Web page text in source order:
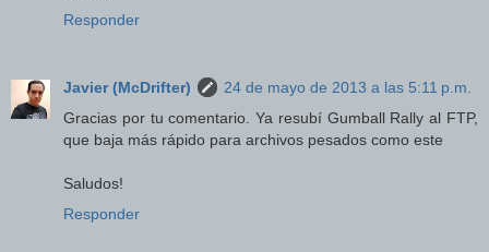
Responder
Javier (McDrifter)
24 de mayo de 2013 a las 5:11 p.m.
Gracias por tu comentario. Ya resubí Gumball Rally al FTP,
que baja más rápido para archivos pesados como este
Saludos!
Responder